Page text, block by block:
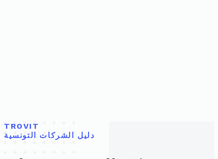
TROVIT
دليل الشركات التونسية